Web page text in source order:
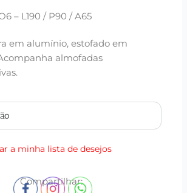
– L190 / P90 / A65
em alumínio, estofado em
almofadas
a minha lista de desejos
Compartilhar: